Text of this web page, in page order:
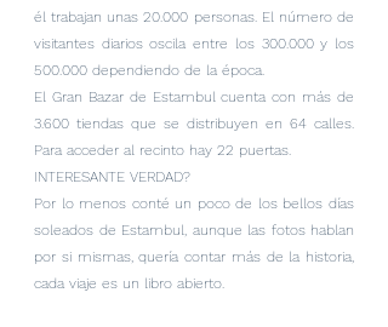
él trabajan unas 20.000 personas. El número de
visitantes diarios oscila entre los 300.000 y los
500.000 dependiendo de la época.
El Gran Bazar de Estambul cuenta con más de
3.600 tiendas que se distribuyen en 64 calles.
Para acceder al recinto hay 22 puertas.
INTERESANTE VERDAD?
Por lo menos conté un poco de los bellos días
soleados de Estambul, aunque las fotos hablan
por si mismas, quería contar más de la historia,
cada viaje es un libro abierto.